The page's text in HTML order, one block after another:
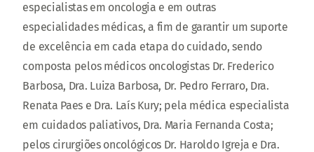
especialistas em oncologia e em outras
especialidades médicas, a fim de garantir um suporte
de excelência em cada etapa do cuidado, sendo
composta pelos médicos oncologistas Dr. Frederico
Barbosa, Dra. Luiza Barbosa, Dr. Pedro Ferraro, Dra.
Renata Paes e Dra. Laís Kury; pela médica especialista
em cuidados paliativos, Dra. Maria Fernanda Costa;
pelos cirurgiões oncológicos Dr. Haroldo Igreja e Dra.